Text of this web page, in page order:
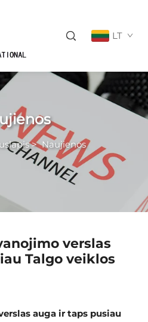
LT
>Naujienos
verslas
Talgo veiklos
auga ir taps pusiau